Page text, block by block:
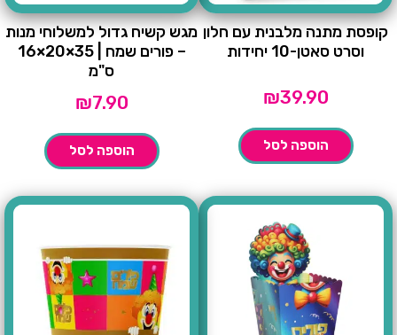
קופסת מתנה מלבנית עם חלון
וסרט סאטן-10 יחידות
₪39.90
הוספה לסל
מגש קשיח גדול למשלוחי מנות
– פורים שמח | 35×20×16
ס"מ
₪7.90
הוספה לסל